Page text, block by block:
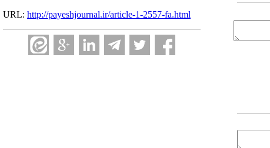
URL: http://payeshjournal.ir/article-1-2557-fa.html